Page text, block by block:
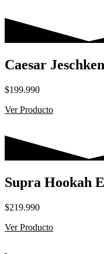
$35.000
Caesar
$199.990
Ver Producto
Supra Hookah
$219.990
Ver Producto